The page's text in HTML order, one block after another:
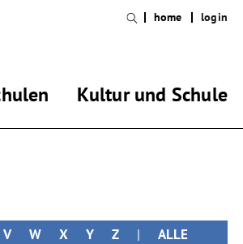
Kultur und Schule
home login
V W X Y Z | ALLE